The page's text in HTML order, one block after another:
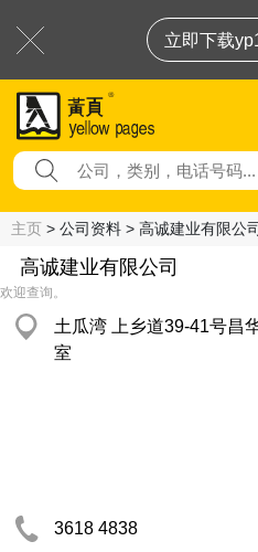
立即下载
主页 > 公司资料 > 高诚建业有限公司
高诚建业有限公司
欢迎查询。
土瓜湾 上乡道39-41号昌
室
3618 4838